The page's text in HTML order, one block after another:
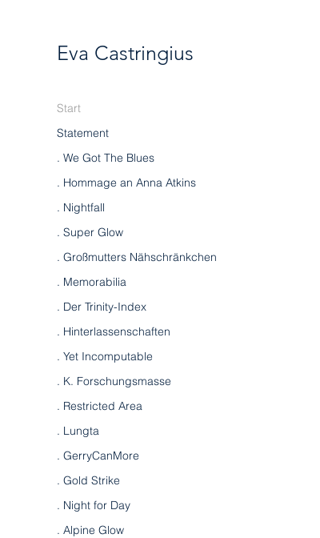
Start
Statement
. We Got The Blues
. Hommage an Anna Atkins
. Nightfall
. Super Glow
. Großmutters Nähschränkchen
. Memorabilia
. Der Trinity-Index
. Hinterlassenschaften
. Yet Incomputable
. K. Forschungsmasse
. Restricted Area
. Lungta
. GerryCanMore
. Gold Strike
. Night for Day
. Alpine Glow
Eva Castringius